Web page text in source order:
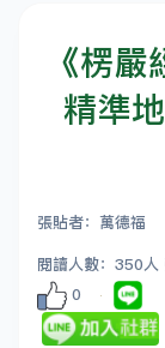
《楞
精準
張貼者：萬德福
閱讀人數：350
0